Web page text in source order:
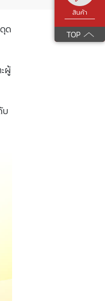
ด
ผู้
บ
สินค้า
TOP